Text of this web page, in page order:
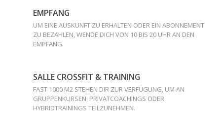
EMPFANG
UM EINE AUSKUNFT ZU ERHALTEN ODER EIN ABONNEMENT
ZU BEZAHLEN, WENDE DICH VON 10 BIS 20 UHR AN DEN
EMPFANG.
SALLE CROSSFIT & TRAINING
FAST 1000 M2 STEHEN DIR ZUR VERFÜGUNG, UM AN
GRUPPENKURSEN, PRIVATCOACHINGS ODER
HYBRIDTRAININGS TEILZUNEHMEN.